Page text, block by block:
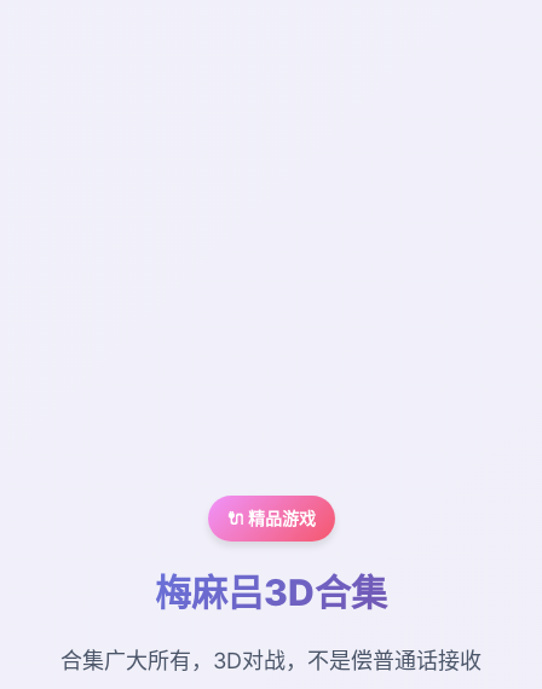
🔌 精品游戏
梅麻吕3D合集
合集广大所有，3D对战，不是偿普通话接收